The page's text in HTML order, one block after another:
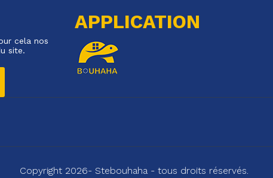
cela nos
site.
APPLICATION
Copyright 2026- Stebouhaha - tous droits réservés.